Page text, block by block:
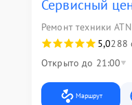
Сервисный
Ремонт техники ATN
5,0288
Открыто до 21:00
Маршрут